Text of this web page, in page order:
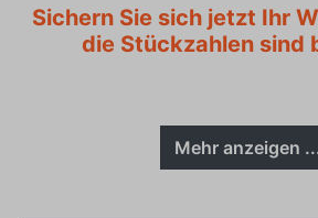
Sichern Sie sich jetzt Ihr
die Stückzahlen sind
Mehr anzeigen